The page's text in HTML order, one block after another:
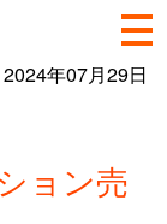
2024年07月29日
ョン売